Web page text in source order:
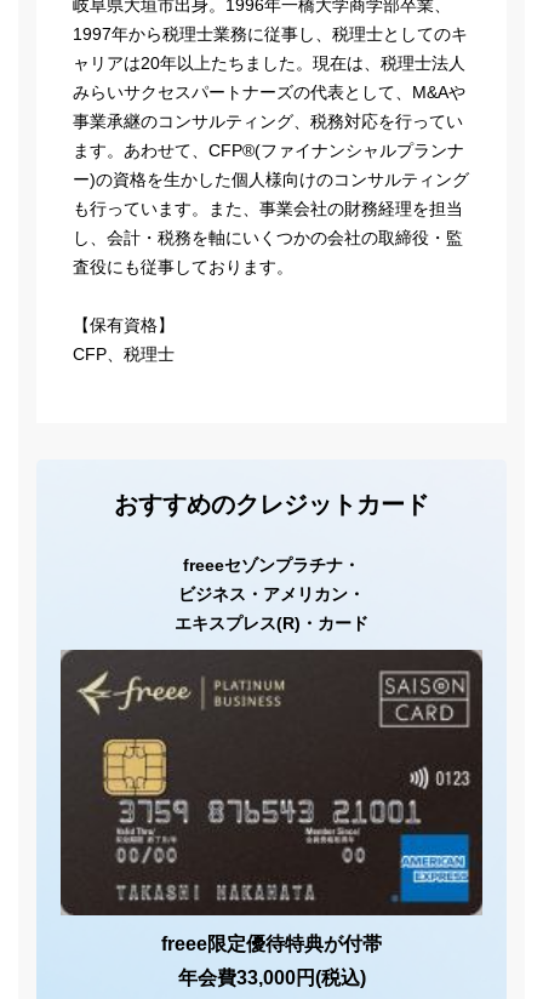
岐阜県大垣市出身。1996年一橋大学商学部卒業、
1997年から税理士業務に従事し、税理士としてのキ
ャリアは20年以上たちました。現在は、税理士法人
みらいサクセスパートナーズの代表として、M&Aや
事業承継のコンサルティング、税務対応を行ってい
ます。あわせて、CFP®(ファイナンシャルプランナ
ー)の資格を生かした個人様向けのコンサルティング
も行っています。また、事業会社の財務経理を担当
し、会計・税務を軸にいくつかの会社の取締役・監
査役にも従事しております。
【保有資格】
CFP、税理士
おすすめのクレジットカード
freeeセゾンプラチナ・
ビジネス・アメリカン・
エキスプレス(R)・カード
freee限定優待特典が付帯
年会費33,000円(税込)